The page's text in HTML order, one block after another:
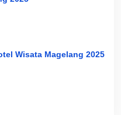
Wisata Magelang 2025